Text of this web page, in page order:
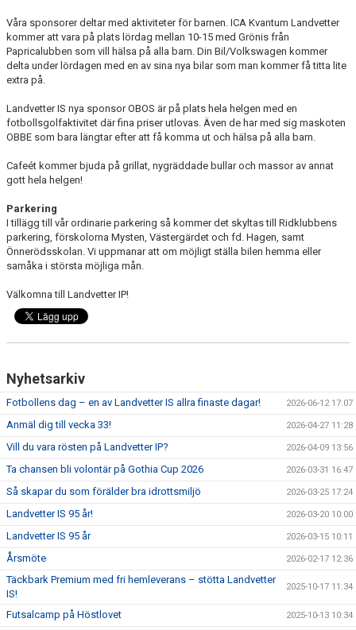
Våra sponsorer deltar med aktiviteter för barnen. ICA Kvantum Landvetter
kommer att vara på plats lördag mellan 10-15 med Grönis från
Papricalubben som vill hälsa på alla barn. Din Bil/Volkswagen kommer
delta under lördagen med en av sina nya bilar som man kommer få titta lite
extra på.
Landvetter IS nya sponsor OBOS är på plats hela helgen med en
fotbollsgolfaktivitet där fina priser utlovas. Även de har med sig maskoten
OBBE som bara längtar efter att få komma ut och hälsa på alla barn.
Cafeét kommer bjuda på grillat, nygräddade bullar och massor av annat
gott hela helgen!
Parkering
I tillägg till vår ordinarie parkering så kommer det skyltas till Ridklubbens
parkering, förskolorna Mysten, Västergärdet och fd. Hagen, samt
Önnerödsskolan. Vi uppmanar att om möjligt ställa bilen hemma eller
samåka i största möjliga mån.
Välkomna till Landvetter IP!
Nyhetsarkiv
Fotbollens dag – en av Landvetter IS allra finaste dagar! 2026-06-12 17:07
Anmäl dig till vecka 33! 2026-04-27 11:28
Vill du vara rösten på Landvetter IP? 2026-04-09 13:56
Ta chansen bli volontär på Gothia Cup 2026 2026-03-31 16:47
Så skapar du som förälder bra idrottsmiljö 2026-03-25 17:24
Landvetter IS 95 år! 2026-03-20 10:00
Landvetter IS 95 år 2026-03-15 10:11
Årsmöte 2026-02-17 12:36
Täckbark Premium med fri hemleverans – stötta Landvetter
IS!
2025-10-17 11:34
Futsalcamp på Höstlovet 2025-10-13 10:34